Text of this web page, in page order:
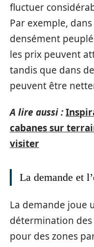
fluctuer
Par exemple,
densément
les prix peuvent
tandis que dans
peuvent être
A lire aussi :
cabanes sur
visiter
La demande et
La demande joue
détermination
pour des zones